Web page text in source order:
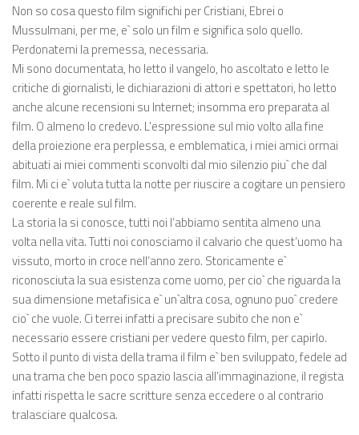
Non so cosa questo film significhi per Cristiani, Ebrei o
Mussulmani, per me, e` solo un film e significa solo quello.
Perdonatemi la premessa, necessaria.
Mi sono documentata, ho letto il vangelo, ho ascoltato e letto le
critiche di giornalisti, le dichiarazioni di attori e spettatori, ho letto
anche alcune recensioni su Internet; insomma ero preparata al
film. O almeno lo credevo. L’espressione sul mio volto alla fine
della proiezione era perplessa, e emblematica, i miei amici ormai
abituati ai miei commenti sconvolti dal mio silenzio piu` che dal
film. Mi ci e` voluta tutta la notte per riuscire a cogitare un pensiero
coerente e reale sul film.
La storia la si conosce, tutti noi l’abbiamo sentita almeno una
volta nella vita. Tutti noi conosciamo il calvario che quest’uomo ha
vissuto, morto in croce nell’anno zero. Storicamente e`
riconosciuta la sua esistenza come uomo, per cio` che riguarda la
sua dimensione metafisica e` un`altra cosa, ognuno puo` credere
cio` che vuole. Ci terrei infatti a precisare subito che non e`
necessario essere cristiani per vedere questo film, per capirlo.
Sotto il punto di vista della trama il film e` ben sviluppato, fedele ad
una trama che ben poco spazio lascia all’immaginazione, il regista
infatti rispetta le sacre scritture senza eccedere o al contrario
tralasciare qualcosa.